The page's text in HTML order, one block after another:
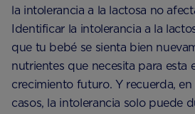
la intolerancia a la lactosa no
Identificar la intolerancia a la
que tu bebé se sienta bien
nutrientes que necesita para esta
crecimiento futuro. Y recuerda,
casos, la intolerancia solo puede